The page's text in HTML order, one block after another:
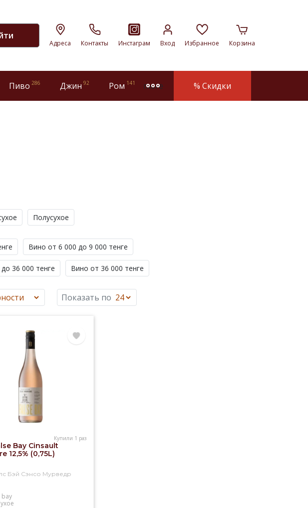
Адреса Контакты Инстаграм Вход Избранное Корзина
Пиво 286 Джин 92 Ром 141 more % Скидки
Полусухое
Вино от 6 000 до 9 000 тенге
36 000 тенге Вино от 36 000 тенге
Показать по
Купили 1 раз
Bay Cinsault
12,5% (0,75L)
Бэй Сэнсо Мурведр
bay